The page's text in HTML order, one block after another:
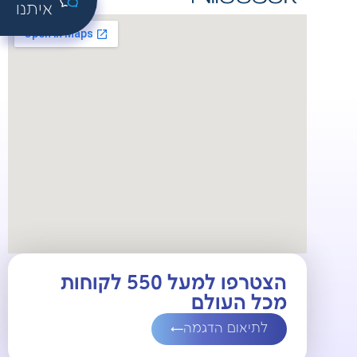
הצטרפו למעל 550 לקוחות
מכל העולם
לתיאום הדגמה
איתנו